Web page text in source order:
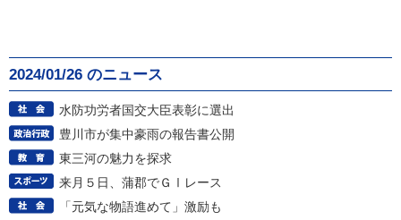
2024/01/26 のニュース
水防功労者国交大臣表彰に選出
豊川市が集中豪雨の報告書公開
東三河の魅力を探求
来月５日、蒲郡でＧⅠレース
「元気な物語進めて」激励も